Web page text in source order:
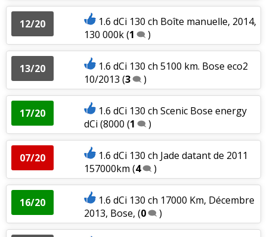
12/20
1.6 dCi 130 ch Boîte manuelle, 2014,
130 000k(1 )
13/20
1.6 dCi 130 ch 5100 km. Bose eco2
10/2013 (3 )
17/20
1.6 dCi 130 ch Scenic Bose energy
dCi (8000 (1 )
07/20
1.6 dCi 130 ch Jade datant de 2011
157000km (4 )
16/20
1.6 dCi 130 ch 17000 Km, Décembre
2013, Bose, (0 )